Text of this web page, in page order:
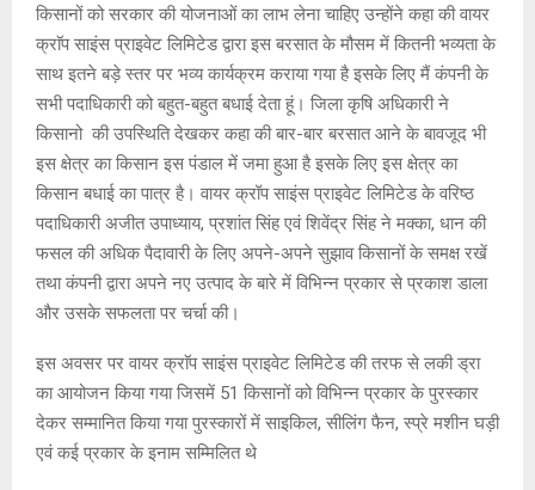
किसानों को सरकार की योजनाओं का लाभ लेना चाहिए उन्होंने कहा की वायर
क्राॅप साइंस प्राइवेट लिमिटेड द्वारा इस बरसात के मौसम में कितनी भव्यता के
साथ इतने बड़े स्तर पर भव्य कार्यक्रम कराया गया है इसके लिए मैं कंपनी के
सभी पदाधिकारी को बहुत-बहुत बधाई देता हूं। जिला कृषि अधिकारी ने
किसानो की उपस्थिति देखकर कहा की बार-बार बरसात आने के बावजूद भी
इस क्षेत्र का किसान इस पंडाल में जमा हुआ है इसके लिए इस क्षेत्र का
किसान बधाई का पात्र है। वायर क्रॉप साइंस प्राइवेट लिमिटेड के वरिष्ठ
पदाधिकारी अजीत उपाध्याय, प्रशांत सिंह एवं शिवेंद्र सिंह ने मक्का, धान की
फसल की अधिक पैदावारी के लिए अपने-अपने सुझाव किसानों के समक्ष रखें
तथा कंपनी द्वारा अपने नए उत्पाद के बारे में विभिन्न प्रकार से प्रकाश डाला
और उसके सफलता पर चर्चा की।
इस अवसर पर वायर क्राॅप साइंस प्राइवेट लिमिटेड की तरफ से लकी ड्रा
का आयोजन किया गया जिसमें 51 किसानों को विभिन्न प्रकार के पुरस्कार
देकर सम्मानित किया गया पुरस्कारों में साइकिल, सीलिंग फैन, स्प्रे मशीन घड़ी
एवं कई प्रकार के इनाम सम्मिलित थे